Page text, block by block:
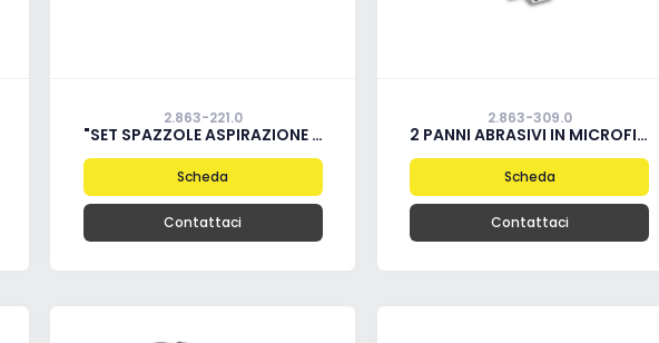
2.863-221.0
"SET SPAZZOLE ASPIRAZIONE (X2)"
Scheda
Contattaci
2.863-309.0
2 PANNI ABRASIVI IN MICROFIBRA
Scheda
Contattaci